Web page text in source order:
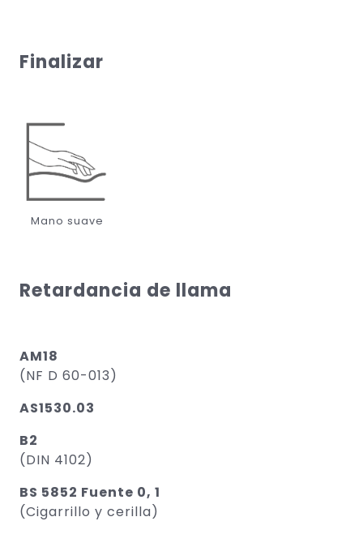
Finalizar
Mano suave
Retardancia de llama
AM18
(NF D 60-013)
AS1530.03
B2
(DIN 4102)
BS 5852 Fuente 0, 1
(Cigarrillo y cerilla)